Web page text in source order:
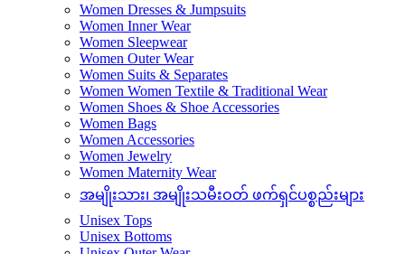
အမျိုးသမီးဖက်ရှင်
Women Tops
Women Bottoms
Women Dresses & Jumpsuits
Women Inner Wear
Women Sleepwear
Women Outer Wear
Women Suits & Separates
Women Women Textile & Traditional Wear
Women Shoes & Shoe Accessories
Women Bags
Women Accessories
Women Jewelry
Women Maternity Wear